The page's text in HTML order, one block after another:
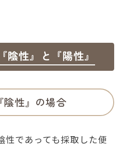
陰性』と『陽性』
陰性』の場合
性であっても採取した便